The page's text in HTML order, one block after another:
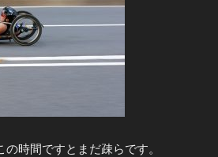
の時間ですとまだ疎らです。